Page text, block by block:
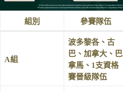
組別 參賽隊伍
A組
波多黎各、古
巴、加拿大、巴
拿馬、1支資格
賽晉級隊伍